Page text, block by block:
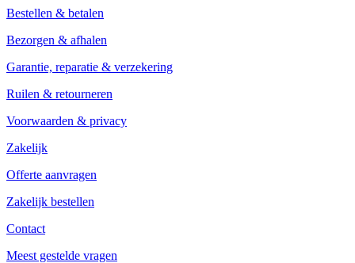
Bestellen & betalen
Bezorgen & afhalen
Garantie, reparatie & verzekering
Ruilen & retourneren
Voorwaarden & privacy
Zakelijk
Offerte aanvragen
Zakelijk bestellen
Contact
Meest gestelde vragen